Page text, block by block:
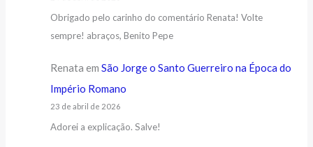
Obrigado pelo carinho do comentário Renata! Volte
sempre! abraços, Benito Pepe
Renata em São Jorge o Santo Guerreiro na Época do
Império Romano
23 de abril de 2026
Adorei a explicação. Salve!